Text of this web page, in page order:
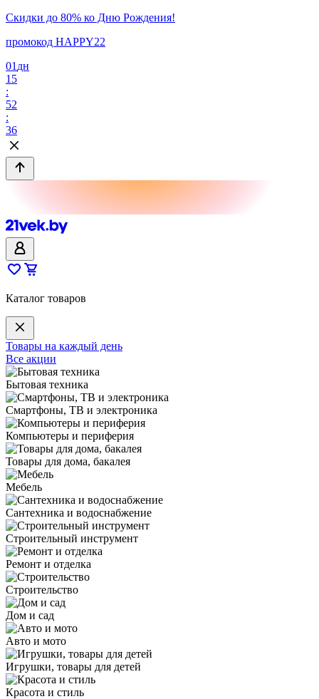
Скидки до 80% ко Дню Рождения!
промокод HAPPY22
01 дн
15
:
52
:
36
Каталог товаров
Товары на каждый день
Все акции
Бытовая техника
Смартфоны, ТВ и электроника
Компьютеры и периферия
Товары для дома, бакалея
Мебель
Сантехника и водоснабжение
Строительный инструмент
Ремонт и отделка
Строительство
Дом и сад
Авто и мото
Игрушки, товары для детей
Красота и стиль